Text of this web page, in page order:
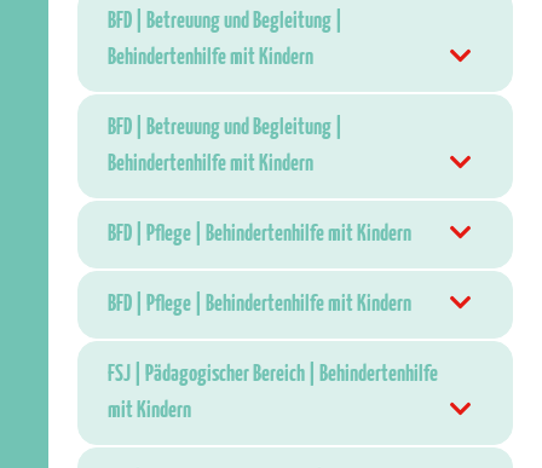
BFD | Betreuung und Begleitung |
Behindertenhilfe mit Kindern
BFD | Betreuung und Begleitung |
Behindertenhilfe mit Kindern
BFD | Pflege | Behindertenhilfe mit Kindern
BFD | Pflege | Behindertenhilfe mit Kindern
FSJ | Pädagogischer Bereich | Behindertenhilfe
mit Kindern